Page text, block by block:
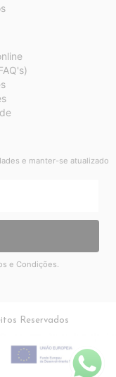
e manter-se atualizado
e Condições.
Reservados